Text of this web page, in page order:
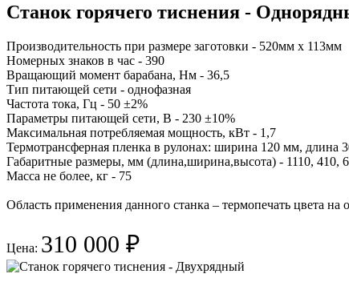
Станок горячего тиснения -
Производительность при размере заготовки - 520мм х 113мм
Номерных знаков в час - 390
Вращающий момент барабана, Нм - 36,5
Тип питающей сети - однофазная
Частота тока, Гц - 50 ±2%
Параметры питающей сети, В - 230 ±10%
Максимальная потребляемая мощность, кВт - 1,7
Термотрансферная пленка в рулонах: ширина 120 мм, длина
Габаритные размеры, мм (длина,ширина,высота) - 1110, 410,
Масса не более, кг - 75
Область применения данного станка – термопечать цвета
Цена: 310 000 ₽